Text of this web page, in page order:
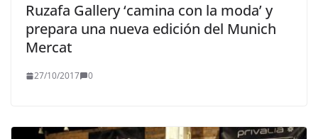
Ruzafa Gallery ‘camina con la moda’ y
prepara una nueva edición del Munich
Mercat
27/10/2017 0